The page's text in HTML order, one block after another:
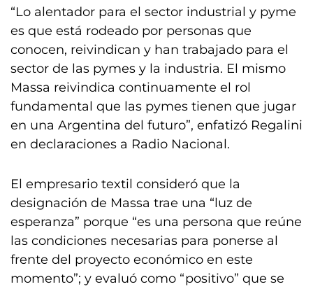
“Lo alentador para el sector industrial y pyme
es que está rodeado por personas que
conocen, reivindican y han trabajado para el
sector de las pymes y la industria. El mismo
Massa reivindica continuamente el rol
fundamental que las pymes tienen que jugar
en una Argentina del futuro”, enfatizó Regalini
en declaraciones a Radio Nacional.
El empresario textil consideró que la
designación de Massa trae una “luz de
esperanza” porque “es una persona que reúne
las condiciones necesarias para ponerse al
frente del proyecto económico en este
momento”; y evaluó como “positivo” que se